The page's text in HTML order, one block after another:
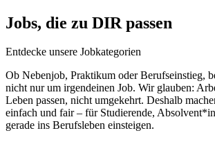
Jobs, die zu DIR passen
Entdecke unsere Jobkategorien
Ob Nebenjob, Praktikum oder Berufseinstieg,
nicht nur um irgendeinen Job. Wir glauben:
Leben passen, nicht umgekehrt. Deshalb
einfach und fair – für Studierende,
gerade ins Berufsleben einsteigen.